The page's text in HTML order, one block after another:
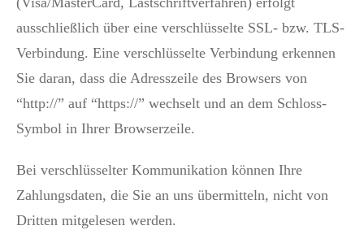
ausschließlich über eine verschlüsselte SSL- bzw. TLS-
Verbindung. Eine verschlüsselte Verbindung erkennen
Sie daran, dass die Adresszeile des Browsers von
“http://” auf “https://” wechselt und an dem Schloss-
Symbol in Ihrer Browserzeile.
Bei verschlüsselter Kommunikation können Ihre
Zahlungsdaten, die Sie an uns übermitteln, nicht von
Dritten mitgelesen werden.